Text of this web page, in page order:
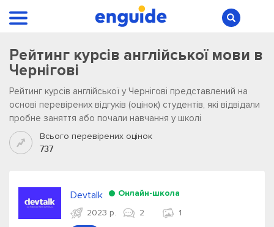
Рейтинг курсів англійської мови в
Чернігові
Рейтинг курсів англійської у Чернігові представлений на
основі перевірених відгуків (оцінок) студентів, які відвідали
пробне заняття або почали навчання у школі
Всього перевірених оцінок
737
Devtalk
Онлайн-школа
2023 р.
2 1